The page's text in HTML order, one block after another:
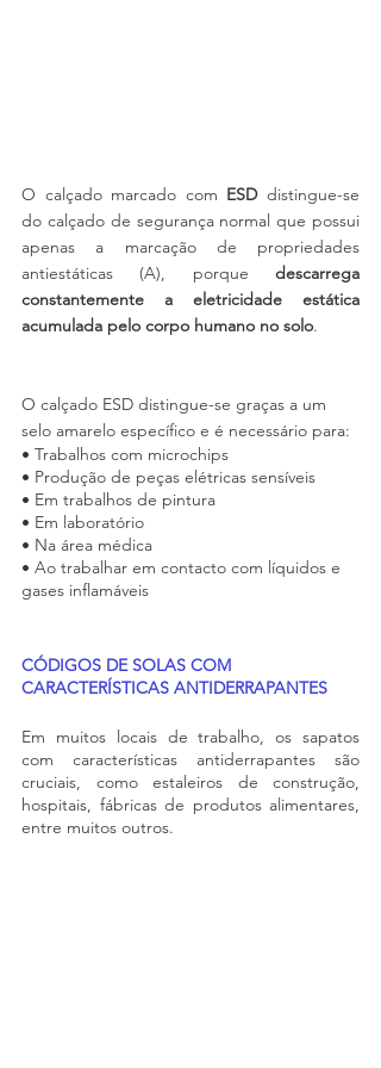
O calçado marcado com ESD distingue-se
do calçado de segurança normal que possui
apenas a marcação de propriedades
antiestáticas (A), porque descarrega
constantemente a eletricidade estática
acumulada pelo corpo humano no solo.
O calçado ESD distingue-se graças a um
selo amarelo específico e é necessário para:
• Trabalhos com microchips
• Produção de peças elétricas sensíveis
• Em trabalhos de pintura
• Em laboratório
• Na área médica
• Ao trabalhar em contacto com líquidos e
gases inflamáveis
CÓDIGOS DE SOLAS COM
CARACTERÍSTICAS ANTIDERRAPANTES
Em muitos locais de trabalho, os sapatos
com características antiderrapantes são
cruciais, como estaleiros de construção,
hospitais, fábricas de produtos alimentares,
entre muitos outros.